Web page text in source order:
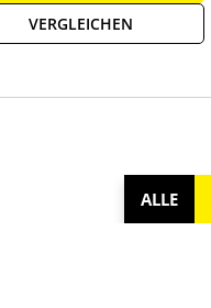
VERGLEICHEN
ALLE